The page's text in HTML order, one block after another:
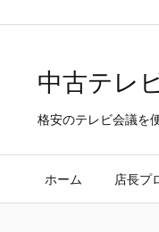
中古テレ
格安のテレビ会議を
ホーム 店長プ